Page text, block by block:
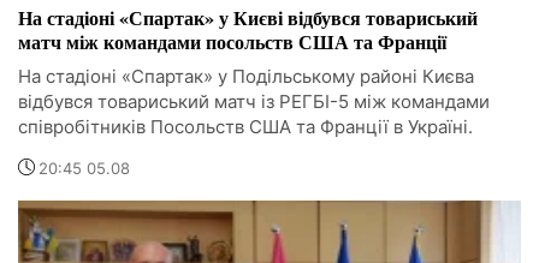
На стадіоні «Спартак» у Києві відбувся товариський
матч між командами посольств США та Франції
На стадіоні «Спартак» у Подільському районі Києва
відбувся товариський матч із РЕГБІ-5 між командами
співробітників Посольств США та Франції в Україні.
20:45 05.08